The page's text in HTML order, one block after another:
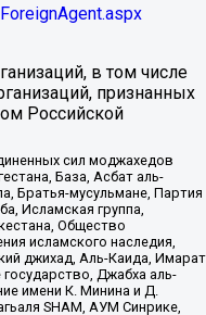
в том числе
признанных
Российской
сил моджахедов
База, Асбат аль-
Братья-мусульмане, Партия
Исламская группа,
Общество
исламского наследия,
джихад, Аль-Каида, Имарат
Джабха аль-
имени К. Минина и Д.
SHAM, АУМ Синрике,